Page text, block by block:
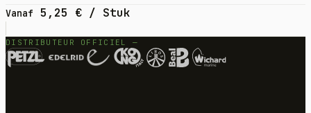
Vanaf 5,25 € / Stuk
DISTRIBUTEUR OFFICIEL —